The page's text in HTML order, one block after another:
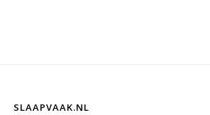
SLAAPVAAK.NL